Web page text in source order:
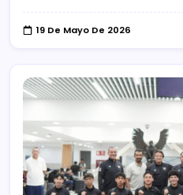
19 De Mayo De 2026